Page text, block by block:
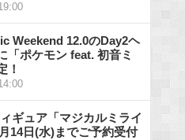
Weekend 12.0のDay2ヘ
「ポケモン feat. 初音ミ
！
ギュア「マジカルミライ
14日(水)までご予約受付